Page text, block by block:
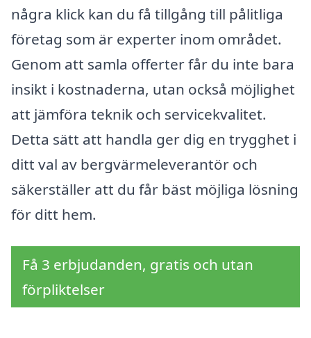
några klick kan du få tillgång till pålitliga
företag som är experter inom området.
Genom att samla offerter får du inte bara
insikt i kostnaderna, utan också möjlighet
att jämföra teknik och servicekvalitet.
Detta sätt att handla ger dig en trygghet i
ditt val av bergvärmeleverantör och
säkerställer att du får bäst möjliga lösning
för ditt hem.
Få 3 erbjudanden, gratis och utan
förpliktelser